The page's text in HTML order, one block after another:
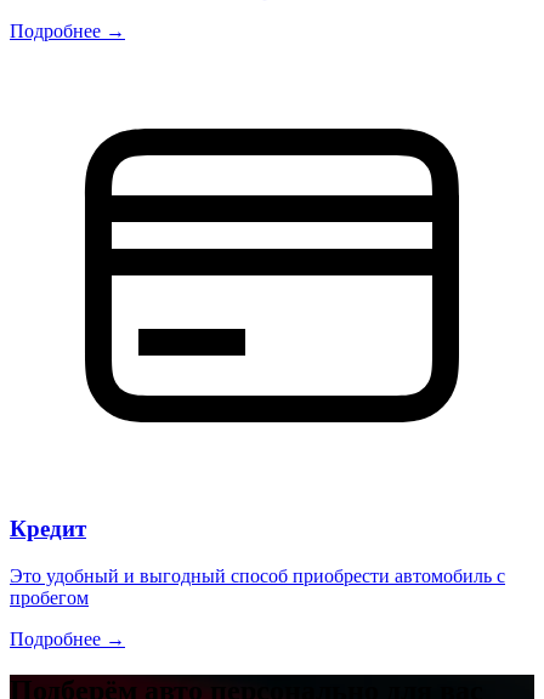
Подробнее →
Кредит
Это удобный и выгодный способ приобрести автомобиль с
пробегом
Подробнее →
Подберём авто персонально для вас